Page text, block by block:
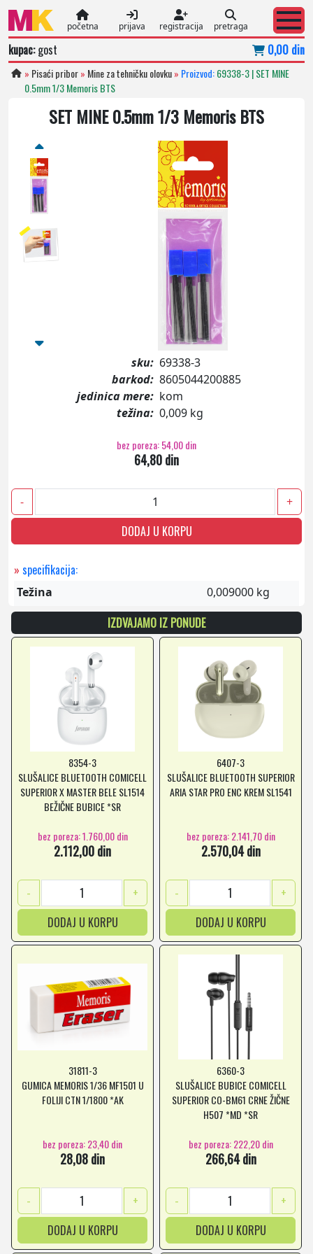
početna prijava registracija pretraga
kupac:gost 0,00 din
» Pisaći pribor» Mine za tehničku olovku» Proizvod:69338-3 | SET MINE
0.5mm 1/3 Memoris BTS
SET MINE 0.5mm 1/3 Memoris BTS
sku: 69338-3
barkod: 8605044200885
jedinica mere: kom
težina: 0,009 kg
bez poreza: 54,00 din
64,80 din
- +
DODAJ U KORPU
» specifikacija:
Težina 0,009000 kg
IZDVAJAMO IZ PONUDE
8354-3
SLUŠALICE BLUETOOTH COMICELL
SUPERIOR X MASTER BELE SL1514
BEŽIČNE BUBICE *SR
bez poreza: 1.760,00 din
2.112,00 din
-
+
DODAJ U KORPU
6407-3
SLUŠALICE BLUETOOTH SUPERIOR
ARIA STAR PRO ENC KREM SL1541
bez poreza: 2.141,70 din
2.570,04 din
-
+
DODAJ U KORPU
31811-3
GUMICA MEMORIS 1/36 MF1501 U
FOLIJI CTN 1/1800 *AK
bez poreza: 23,40 din
28,08 din
-
+
DODAJ U KORPU
6360-3
SLUŠALICE BUBICE COMICELL
SUPERIOR CO-BM61 CRNE ŽIČNE
H507 *MD *SR
bez poreza: 222,20 din
266,64 din
-
+
DODAJ U KORPU